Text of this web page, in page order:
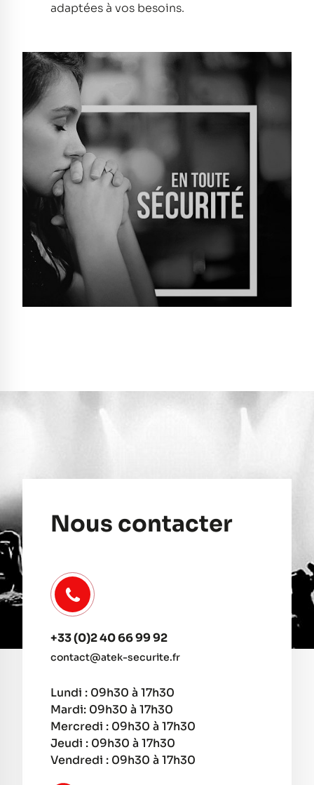
adaptées à vos besoins.
Nous contacter
+33 (0)2 40 66 99 92
contact@atek-securite.fr
Lundi : 09h30 à 17h30
Mardi: 09h30 à 17h30
Mercredi : 09h30 à 17h30
Jeudi : 09h30 à 17h30
Vendredi : 09h30 à 17h30